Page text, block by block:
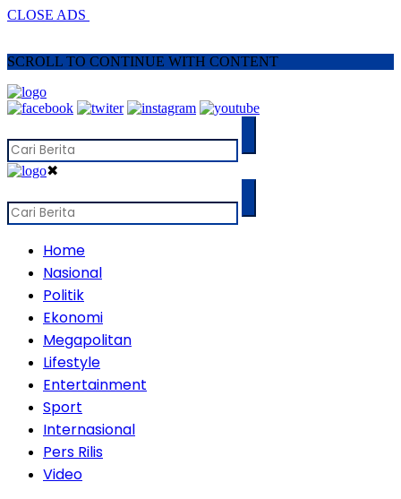
CLOSE ADS
SCROLL TO CONTINUE WITH CONTENT
✖
Home
Nasional
Politik
Ekonomi
Megapolitan
Lifestyle
Entertainment
Sport
Internasional
Pers Rilis
Video